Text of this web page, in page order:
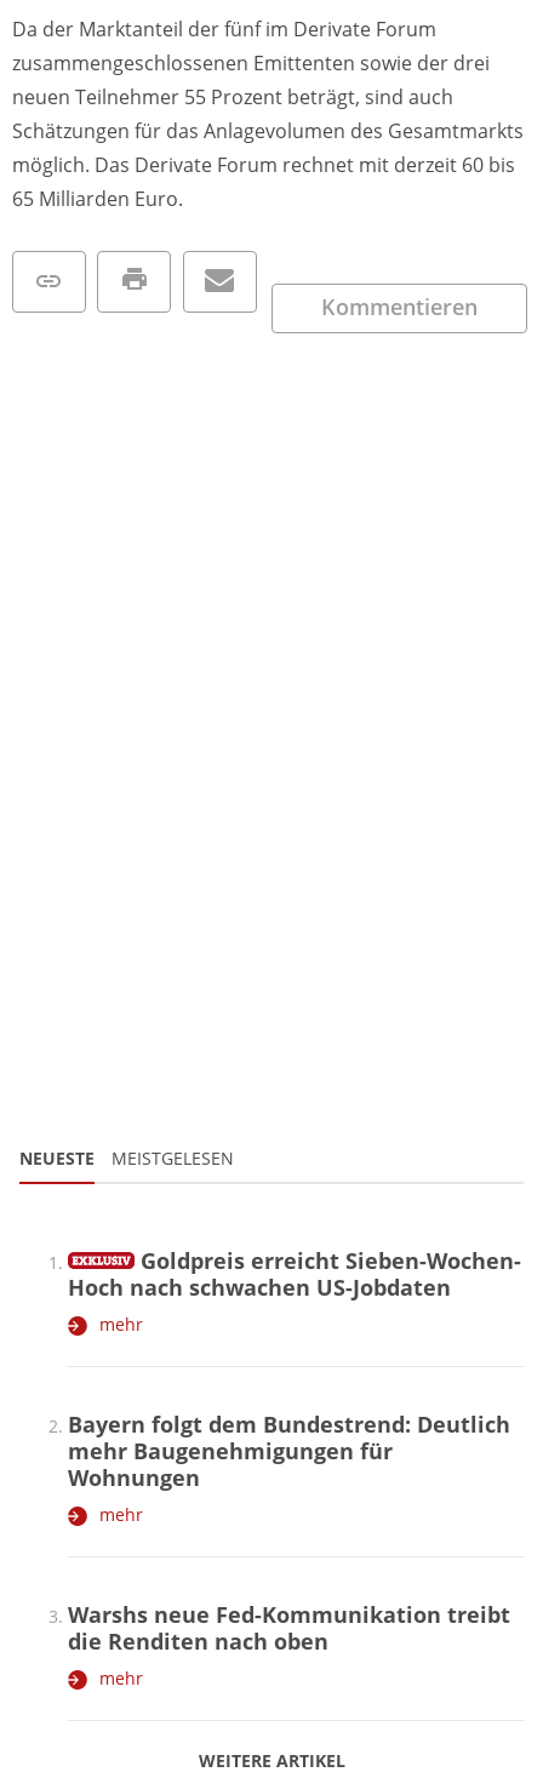
Da der Marktanteil der fünf im Derivate Forum
zusammengeschlossenen Emittenten sowie der drei
neuen Teilnehmer 55 Prozent beträgt, sind auch
Schätzungen für das Anlagevolumen des Gesamtmarkts
möglich. Das Derivate Forum rechnet mit derzeit 60 bis
65 Milliarden Euro.
Kommentieren
NEUESTE MEISTGELESEN
WEITERE ARTIKEL
Goldpreis erreicht Sieben-Wochen-
Hoch nach schwachen US-Jobdaten
mehr
Bayern folgt dem Bundestrend: Deutlich
mehr Baugenehmigungen für
Wohnungen
mehr
Warshs neue Fed-Kommunikation treibt
die Renditen nach oben
mehr